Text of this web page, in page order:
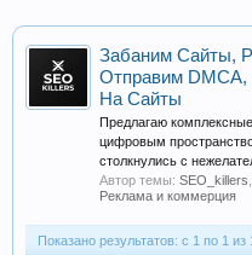
Забаним Cайты,
Отправим
На Сайты
Предлагаю
цифровым
столкнулись с
Автор темы: SEO_killers
Реклама и коммерция
Показано результатов: с 1 по 1 из